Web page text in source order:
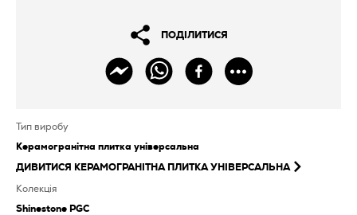
ПОДІЛИТИСЯ
Тип виробу
Керамогранітна плитка універсальна
ДИВИТИСЯ КЕРАМОГРАНІТНА ПЛИТКА УНІВЕРСАЛЬНА
Колекція
Shinestone PGC